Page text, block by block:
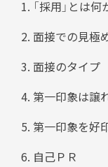
「採用」とは
面接での見極
面接のタイプ
第一印象は譲
第一印象を好
自己ＰＲ